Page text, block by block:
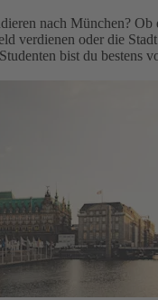
nach München?
verdienen oder die
bist du bestens